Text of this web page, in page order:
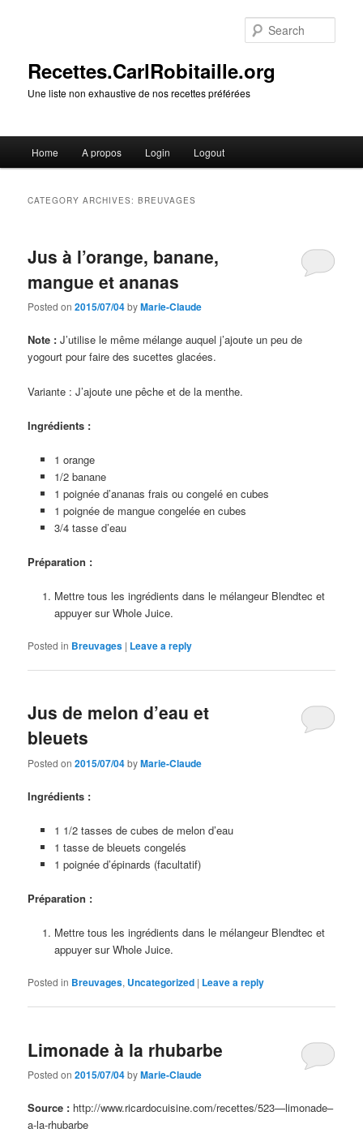
Recettes.CarlRobitaille.org
Une liste non exhaustive de nos recettes préférées
Home A propos Login Logout
CATEGORY ARCHIVES:BREUVAGES
Jus à l’orange, banane,
mangue et ananas
Posted on2015/07/04byMarie-Claude
Note :J’utilise le même mélange auquel j’ajoute un peu de
yogourt pour faire des sucettes glacées.
Variante : J’ajoute une pêche et de la menthe.
Ingrédients :
1 orange
1/2 banane
1 poignée d’ananas frais ou congelé en cubes
1 poignée de mangue congelée en cubes
3/4 tasse d’eau
Préparation :
Mettre tous les ingrédients dans le mélangeur Blendtec et
appuyer sur Whole Juice.
Posted in Breuvages | Leave a reply
Jus de melon d’eau et
bleuets
Posted on2015/07/04byMarie-Claude
Ingrédients :
1 1/2 tasses de cubes de melon d’eau
1 tasse de bleuets congelés
1 poignée d’épinards (facultatif)
Préparation :
Mettre tous les ingrédients dans le mélangeur Blendtec et
appuyer sur Whole Juice.
Posted in Breuvages, Uncategorized | Leave a reply
Limonade à la rhubarbe
Posted on2015/07/04byMarie-Claude
Source : http://www.ricardocuisine.com/recettes/523—limonade–
a-la-rhubarbe